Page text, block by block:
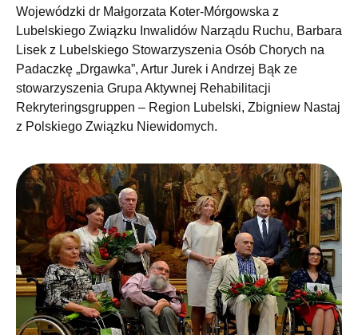
Wojewódzki dr Małgorzata Koter-Mórgowska z
Lubelskiego Związku Inwalidów Narządu Ruchu, Barbara
Lisek z Lubelskiego Stowarzyszenia Osób Chorych na
Padaczkę „Drgawka”, Artur Jurek i Andrzej Bąk ze
stowarzyszenia Grupa Aktywnej Rehabilitacji
Rekryteringsgruppen – Region Lubelski, Zbigniew Nastaj
z Polskiego Związku Niewidomych.